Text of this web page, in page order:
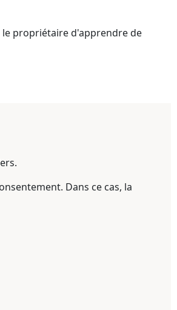
le propriétaire d'apprendre de
Dans ce cas, la